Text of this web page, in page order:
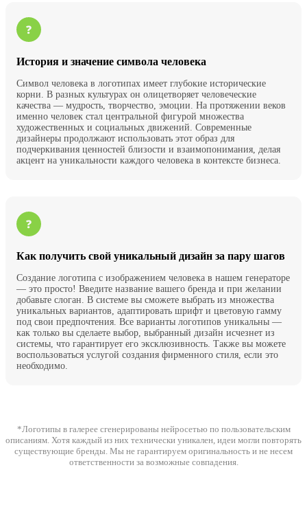
История и значение символа человека
Символ человека в логотипах имеет глубокие исторические
корни. В разных культурах он олицетворяет человеческие
качества — мудрость, творчество, эмоции. На протяжении веков
именно человек стал центральной фигурой множества
художественных и социальных движений. Современные
дизайнеры продолжают использовать этот образ для
подчеркивания ценностей близости и взаимопонимания, делая
акцент на уникальности каждого человека в контексте бизнеса.
Как получить свой уникальный дизайн за пару шагов
Создание логотипа с изображением человека в нашем генераторе
— это просто! Введите название вашего бренда и при желании
добавьте слоган. В системе вы сможете выбрать из множества
уникальных вариантов, адаптировать шрифт и цветовую гамму
под свои предпочтения. Все варианты логотипов уникальны —
как только вы сделаете выбор, выбранный дизайн исчезнет из
системы, что гарантирует его эксклюзивность. Также вы можете
воспользоваться услугой создания фирменного стиля, если это
необходимо.
*Логотипы в галерее сгенерированы нейросетью по пользовательским
описаниям. Хотя каждый из них технически уникален, идеи могли повторять
существующие бренды. Мы не гарантируем оригинальность и не несем
ответственности за возможные совпадения.